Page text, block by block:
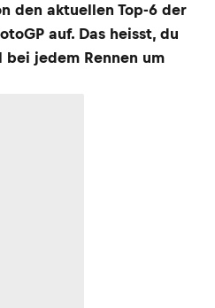
den aktuellen Top-6 der
auf. Das heisst, du
jedem Rennen um